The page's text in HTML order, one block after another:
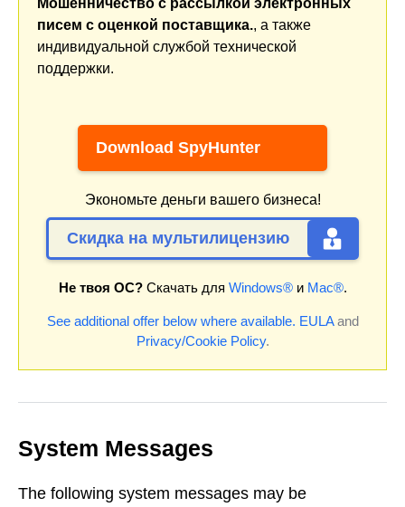
писем с оценкой поставщика., а также
индивидуальной службой технической
поддержки.
Download SpyHunter
Экономьте деньги вашего бизнеса!
Скидка на мультилицензию
Не твоя ОС?Скачать для Windows®и Mac®.
See additional offer below where available. EULAand
Privacy/Cookie Policy.
System Messages
The following system messages may be